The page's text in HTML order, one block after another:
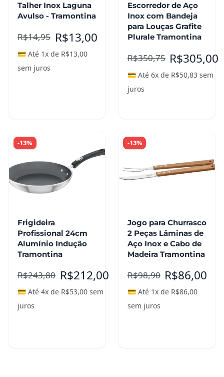
Talher Inox Laguna
Avulso - Tramontina
R$14,95 R$13,00
💳 Até 1x de R$13,00
sem juros
Escorredor de Aço
Inox com Bandeja
para Louças Grafite
Plurale Tramontina
R$350,75 R$305,00
💳 Até 6x de R$50,83 sem
juros
-13%
Frigideira
Profissional 24cm
Alumínio Indução
Tramontina
R$243,80 R$212,00
💳 Até 4x de R$53,00 sem
juros
-13%
Jogo para Churrasco
2 Peças Lâminas de
Aço Inox e Cabo de
Madeira Tramontina
R$98,90 R$86,00
💳 Até 1x de R$86,00
sem juros